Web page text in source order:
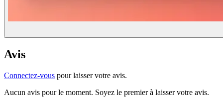
Avis
Connectez-vous pour laisser votre avis.
Aucun avis pour le moment. Soyez le premier à laisser votre avis.